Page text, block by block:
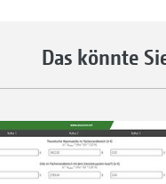
komfortabel und
arbeitet der
die
kann.
Das könnte